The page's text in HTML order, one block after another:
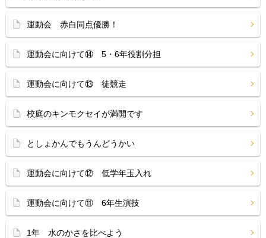
運動会 赤白同点優勝！
運動会に向けて⑭ 5・6年役割分担
運動会に向けて⑬ 徒競走
校庭のキンモクセイが満開です
としょかんでもうんどうかい
運動会に向けて⑫ 低学年玉入れ
運動会に向けて⑪ 6年生演技
1年 水のかさを比べよう